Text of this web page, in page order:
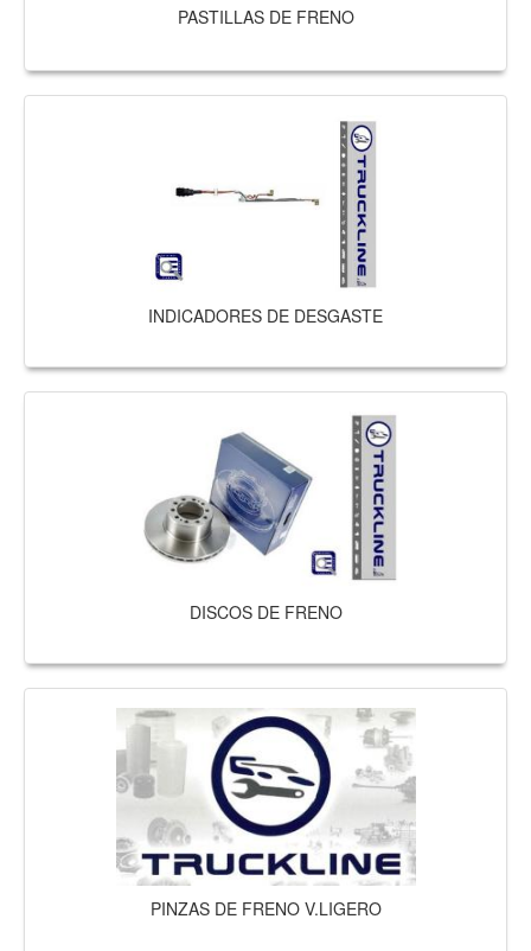
PASTILLAS DE FRENO
INDICADORES DE DESGASTE
DISCOS DE FRENO
PINZAS DE FRENO V.LIGERO